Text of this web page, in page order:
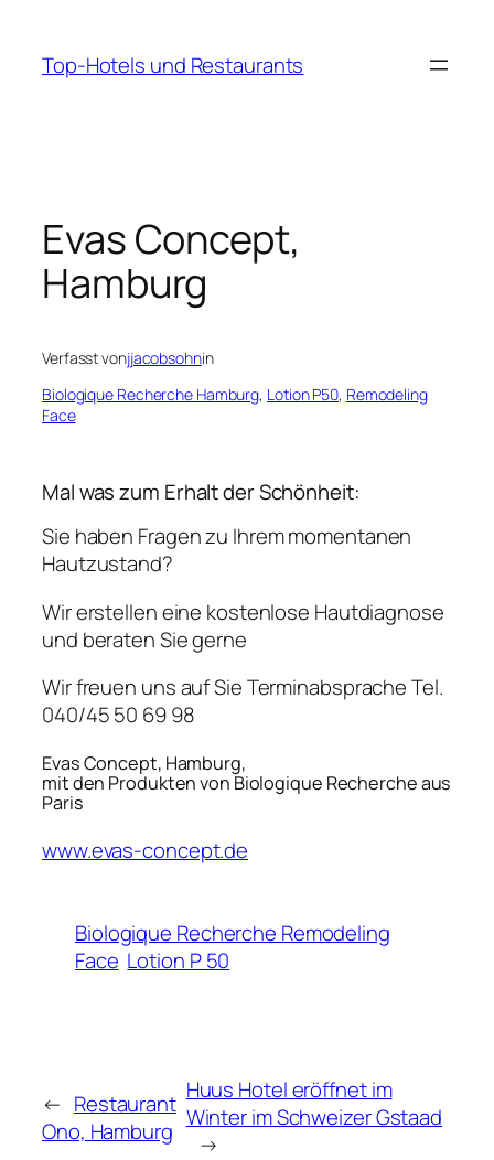
springen
Top-Hotels und Restaurants
Evas Concept,
Hamburg
Verfasst vonjjacobsohnin
Biologique Recherche Hamburg, Lotion P50, Remodeling
Face
Mal was zum Erhalt der Schönheit:
Sie haben Fragen zu Ihrem momentanen
Hautzustand?
Wir erstellen eine kostenlose Hautdiagnose
und beraten Sie gerne
Wir freuen uns auf Sie Terminabsprache Tel.
040/45 50 69 98
Evas Concept, Hamburg,
mit den Produkten von Biologique Recherche aus
Paris
www.evas-concept.de
Biologique Recherche Remodeling
Face Lotion P 50
← Restaurant
Ono, Hamburg
Huus Hotel eröffnet im
Winter im Schweizer Gstaad
→